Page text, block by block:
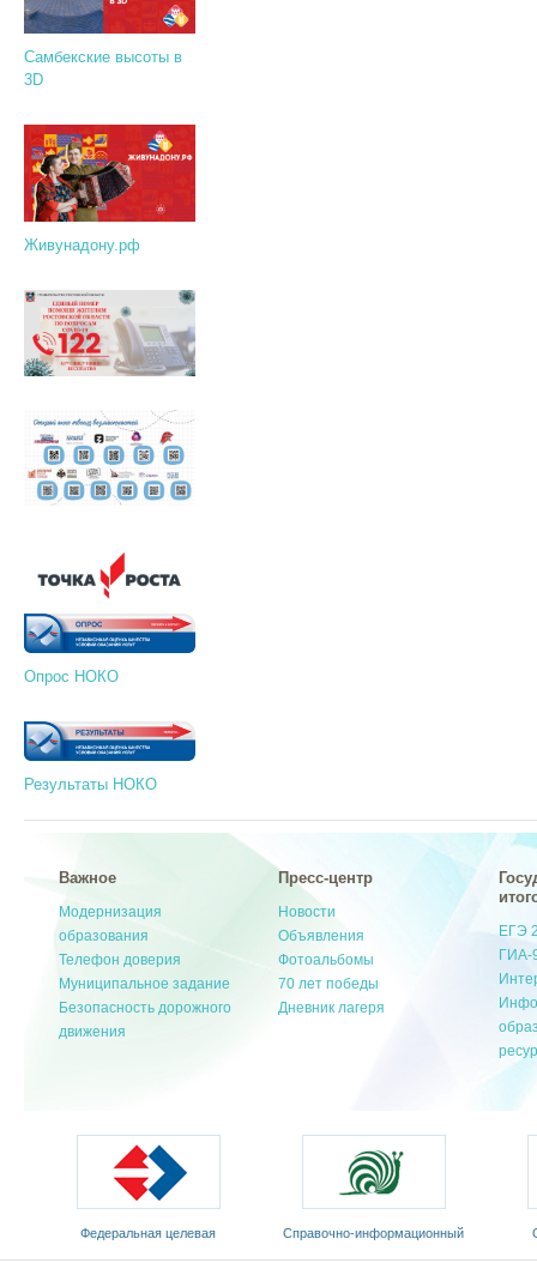
Самбекские высоты в
3D
Живунадону.рф
Опрос НОКО
Результаты НОКО
Важное
Модернизация
образования
Телефон доверия
Муниципальное задание
Безопасность дорожного
движения
Пресс-центр
Новости
Объявления
Фотоальбомы
70 лет победы
Дневник лагеря
ЕГЭ
ГИА-
Федеральная целевая
программа развития
Cправочно-информационный
портал «Русский язык»